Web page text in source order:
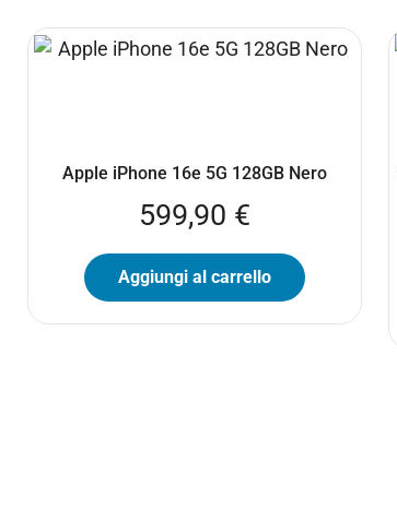
Apple iPhone 16e 5G 128GB Nero
599,90 €
Aggiungi al carrello